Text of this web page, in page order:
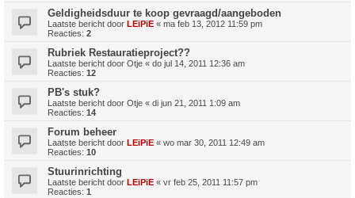
Geldigheidsduur te koop gevraagd/aangeboden
Laatste bericht door LEiPiE « ma feb 13, 2012 11:59 pm
Reacties: 2
Rubriek Restauratieproject??
Laatste bericht door Otje « do jul 14, 2011 12:36 am
Reacties: 12
PB's stuk?
Laatste bericht door Otje « di jun 21, 2011 1:09 am
Reacties: 14
Forum beheer
Laatste bericht door LEiPiE « wo mar 30, 2011 12:49 am
Reacties: 10
Stuurinrichting
Laatste bericht door LEiPiE « vr feb 25, 2011 11:57 pm
Reacties: 1